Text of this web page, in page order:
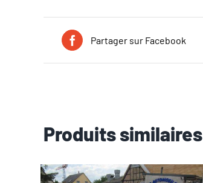
Partager sur Facebook
Produits similaires